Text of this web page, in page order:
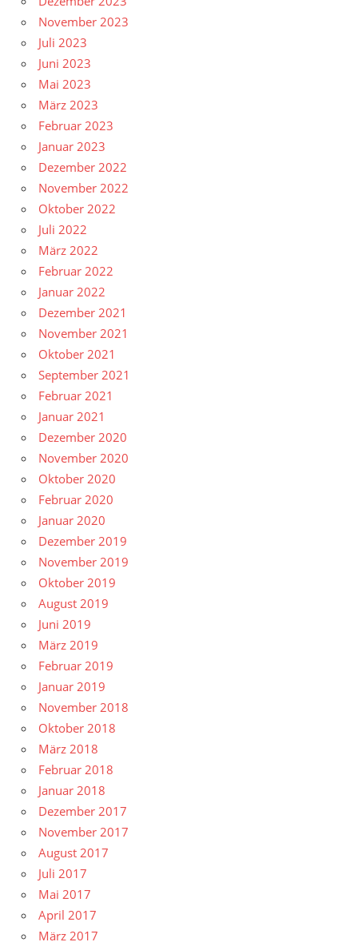
November 2023
Juli 2023
Juni 2023
Mai 2023
März 2023
Februar 2023
Januar 2023
Dezember 2022
November 2022
Oktober 2022
Juli 2022
März 2022
Februar 2022
Januar 2022
Dezember 2021
November 2021
Oktober 2021
September 2021
Februar 2021
Januar 2021
Dezember 2020
November 2020
Oktober 2020
Februar 2020
Januar 2020
Dezember 2019
November 2019
Oktober 2019
August 2019
Juni 2019
März 2019
Februar 2019
Januar 2019
November 2018
Oktober 2018
März 2018
Februar 2018
Januar 2018
Dezember 2017
November 2017
August 2017
Juli 2017
Mai 2017
April 2017
März 2017